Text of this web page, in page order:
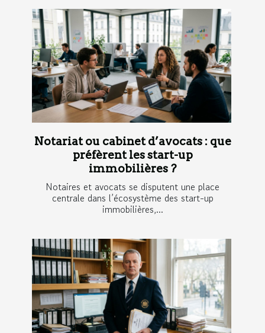
Notariat ou cabinet d’avocats : que
préfèrent les start-up
immobilières ?
Notaires et avocats se disputent une place
centrale dans l’écosystème des start-up
immobilières,...